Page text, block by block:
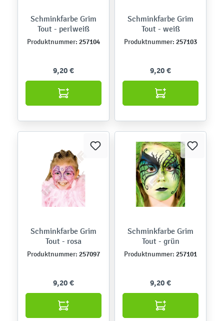
Schminkfarbe Grim
Tout - perlweiß
Produktnummer: 257104
9,20 €
Schminkfarbe Grim
Tout - weiß
Produktnummer: 257103
9,20 €
Schminkfarbe Grim
Tout - rosa
Produktnummer: 257097
9,20 €
Schminkfarbe Grim
Tout - grün
Produktnummer: 257101
9,20 €